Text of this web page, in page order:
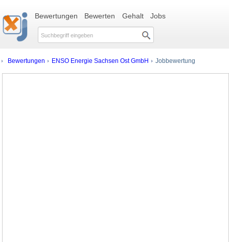
Bewertungen Bewerten Gehalt Jobs
Bewertungen ENSO Energie Sachsen Ost GmbH Jobbewertung